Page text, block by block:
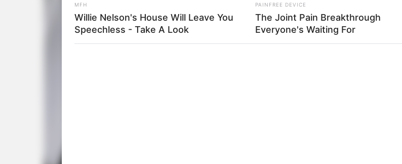
MFH
Willie Nelson's House Will Leave You
Speechless - Take A Look
PAINFREE DEVICE
The Joint Pain Breakthrough
Everyone's Waiting For